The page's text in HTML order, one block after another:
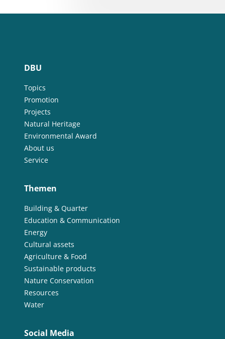
DBU
Topics
Promotion
Projects
Natural Heritage
Environmental Award
About us
Service
Themen
Building & Quarter
Education & Communication
Energy
Cultural assets
Agriculture & Food
Sustainable products
Nature Conservation
Resources
Water
Social Media